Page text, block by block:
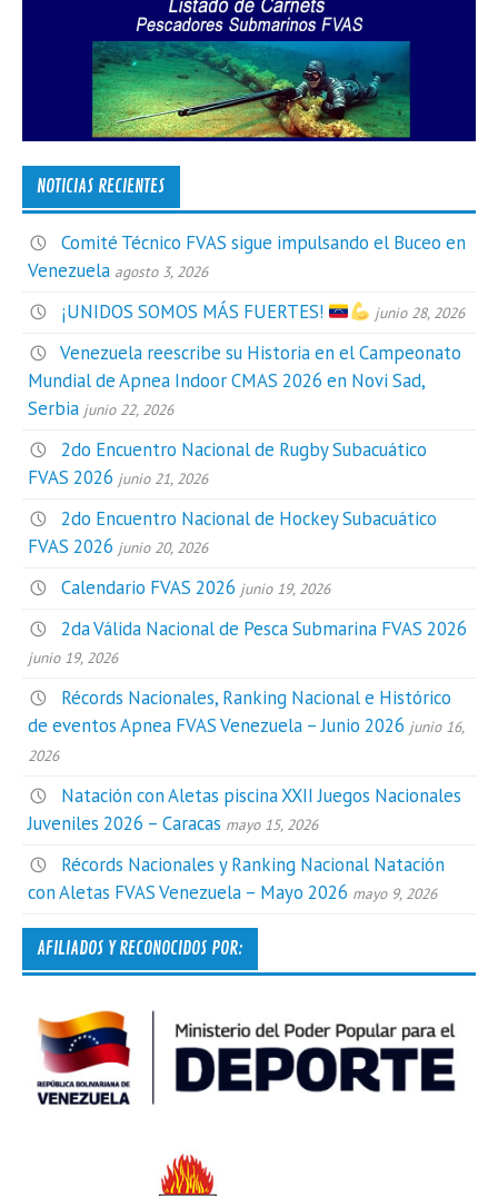
NOTICIAS RECIENTES
Comité Técnico FVAS sigue impulsando el Buceo en
Venezuela agosto 3, 2026
¡UNIDOS SOMOS MÁS FUERTES! junio 28, 2026
Venezuela reescribe su Historia en el Campeonato
Mundial de Apnea Indoor CMAS 2026 en Novi Sad,
Serbia junio 22, 2026
2do Encuentro Nacional de Rugby Subacuático
FVAS 2026 junio 21, 2026
2do Encuentro Nacional de Hockey Subacuático
FVAS 2026 junio 20, 2026
Calendario FVAS 2026 junio 19, 2026
2da Válida Nacional de Pesca Submarina FVAS 2026
junio 19, 2026
Récords Nacionales, Ranking Nacional e Histórico
de eventos Apnea FVAS Venezuela – Junio 2026 junio 16,
2026
Natación con Aletas piscina XXII Juegos Nacionales
Juveniles 2026 – Caracas mayo 15, 2026
Récords Nacionales y Ranking Nacional Natación
con Aletas FVAS Venezuela – Mayo 2026 mayo 9, 2026
AFILIADOS Y RECONOCIDOS POR: